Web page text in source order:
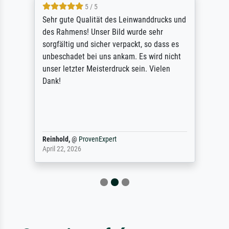
5 / 5
Sehr gute Qualität des Leinwanddrucks und
des Rahmens! Unser Bild wurde sehr
sorgfältig und sicher verpackt, so dass es
unbeschadet bei uns ankam. Es wird nicht
unser letzter Meisterdruck sein. Vielen
Dank!
Reinhold,@ ProvenExpert
April 22, 2026